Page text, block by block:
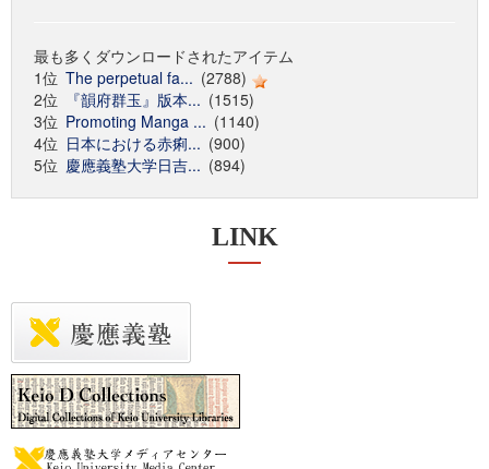
最も多くダウンロードされたアイテム
1位 The perpetual fa... (2788)
2位
『韻府群玉』版本... (1515)
3位 Promoting Manga ... (1140)
4位 日本における赤痢... (900)
5位 慶應義塾大学日吉... (894)
LINK